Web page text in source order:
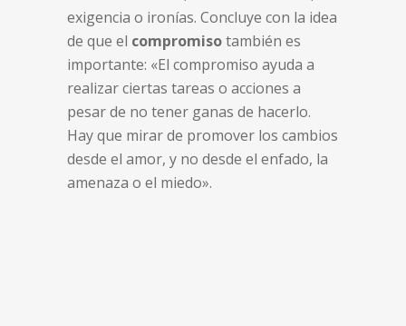
exigencia o ironías. Concluye con la idea
de que el compromisotambién es
importante: «El compromiso ayuda a
realizar ciertas tareas o acciones a
pesar de no tener ganas de hacerlo.
Hay que mirar de promover los cambios
desde el amor, y no desde el enfado, la
amenaza o el miedo».